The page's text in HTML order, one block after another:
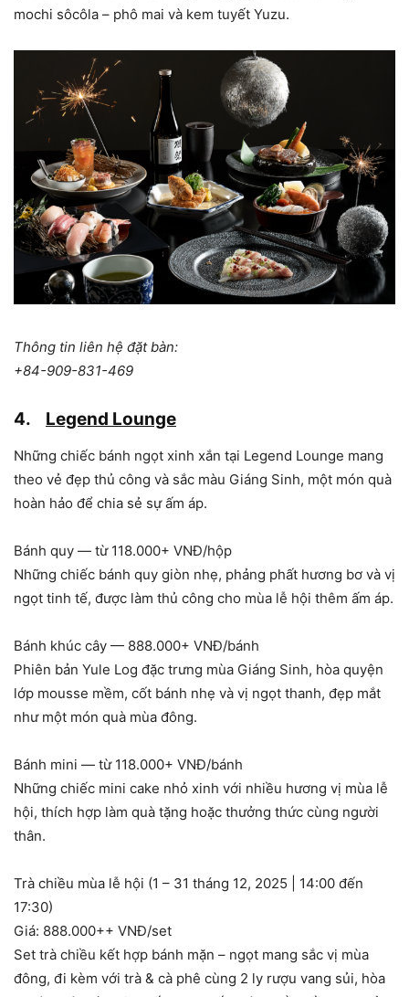
mochi sôcôla – phô mai và kem tuyết Yuzu.
Thông tin liên hệ đặt bàn:
+84-909-831-469
4. Legend Lounge
Những chiếc bánh ngọt xinh xắn tại Legend Lounge mang
theo vẻ đẹp thủ công và sắc màu Giáng Sinh, một món quà
hoàn hảo để chia sẻ sự ấm áp.
Bánh quy — từ 118.000+ VNĐ/hộp
Những chiếc bánh quy giòn nhẹ, phảng phất hương bơ và vị
ngọt tinh tế, được làm thủ công cho mùa lễ hội thêm ấm áp.
Bánh khúc cây — 888.000+ VNĐ/bánh
Phiên bản Yule Log đặc trưng mùa Giáng Sinh, hòa quyện
lớp mousse mềm, cốt bánh nhẹ và vị ngọt thanh, đẹp mắt
như một món quà mùa đông.
Bánh mini — từ 118.000+ VNĐ/bánh
Những chiếc mini cake nhỏ xinh với nhiều hương vị mùa lễ
hội, thích hợp làm quà tặng hoặc thưởng thức cùng người
thân.
Trà chiều mùa lễ hội (1 – 31 tháng 12, 2025 | 14:00 đến
17:30)
Giá: 888.000++ VNĐ/set
Set trà chiều kết hợp bánh mặn – ngọt mang sắc vị mùa
đông, đi kèm với trà & cà phê cùng 2 ly rượu vang sủi, hòa